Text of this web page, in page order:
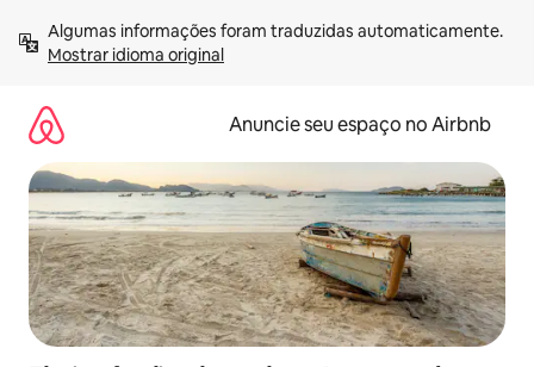
para
Mostrar idioma original
Anuncie seu espaço no Airbnb